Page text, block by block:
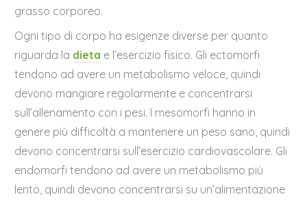
grasso corporeo.
Ogni tipo di corpo ha esigenze diverse per quanto
riguarda la dieta e l’esercizio fisico. Gli ectomorfi
tendono ad avere un metabolismo veloce, quindi
devono mangiare regolarmente e concentrarsi
sull’allenamento con i pesi. I mesomorfi hanno in
genere più difficoltà a mantenere un peso sano, quindi
devono concentrarsi sull’esercizio cardiovascolare. Gli
endomorfi tendono ad avere un metabolismo più
lento, quindi devono concentrarsi su un’alimentazione